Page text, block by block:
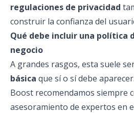
regulaciones de privacidad
construir la confianza del
Qué debe incluir una política
negocio
A grandes rasgos, esta suele
básica que sí o sí debe
Boost recomendamos siempre
asesoramiento de expertos en